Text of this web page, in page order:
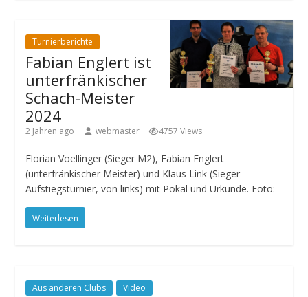
Turnierberichte
Fabian Englert ist
unterfränkischer
Schach-Meister
2024
2 Jahren ago webmaster 4757 Views
Florian Voellinger (Sieger M2), Fabian Englert
(unterfränkischer Meister) und Klaus Link (Sieger
Aufstiegsturnier, von links) mit Pokal und Urkunde. Foto:
Weiterlesen
Aus anderen Clubs Video